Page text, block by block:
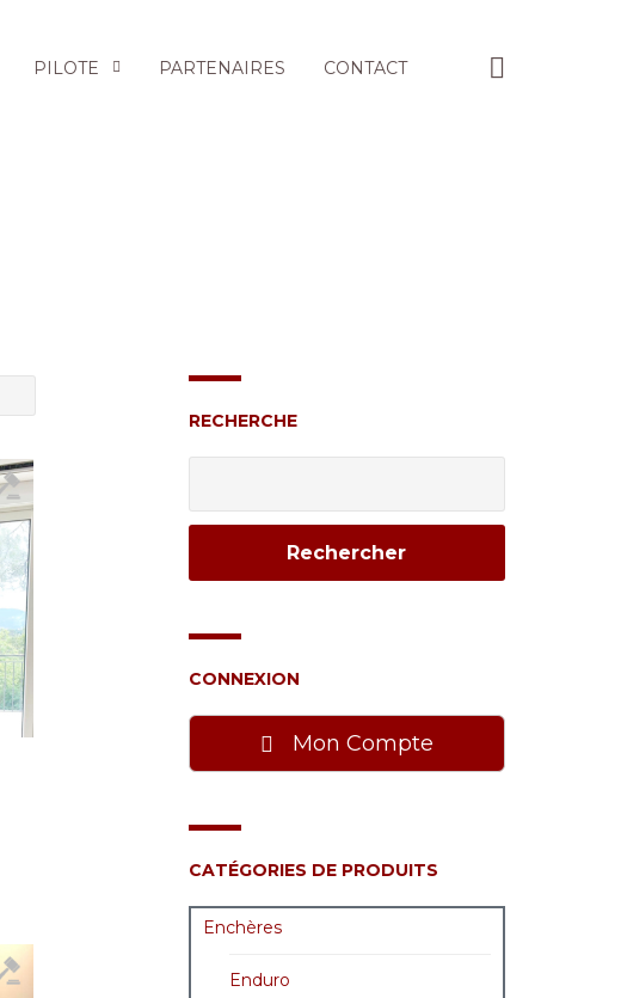
PILOTE PARTENAIRES CONTACT
RECHERCHE
CONNEXION
Mon Compte
CATÉGORIES DE PRODUITS
Enchères
Enduro